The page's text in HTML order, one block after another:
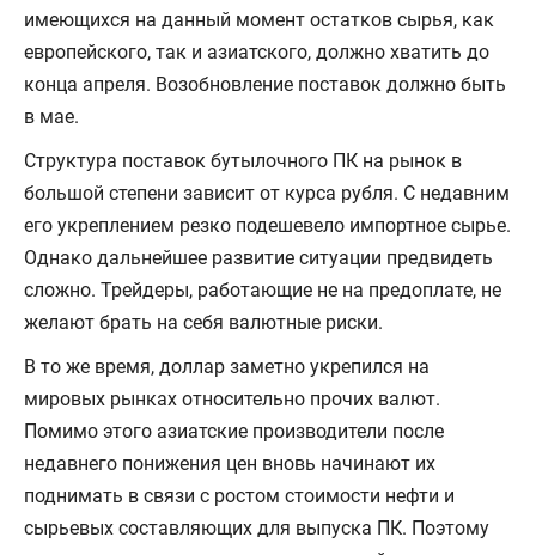
имеющихся на данный момент остатков сырья, как
европейского, так и азиатского, должно хватить до
конца апреля. Возобновление поставок должно быть
в мае.
Структура поставок бутылочного ПК на рынок в
большой степени зависит от курса рубля. С недавним
его укреплением резко подешевело импортное сырье.
Однако дальнейшее развитие ситуации предвидеть
сложно. Трейдеры, работающие не на предоплате, не
желают брать на себя валютные риски.
В то же время, доллар заметно укрепился на
мировых рынках относительно прочих валют.
Помимо этого азиатские производители после
недавнего понижения цен вновь начинают их
поднимать в связи с ростом стоимости нефти и
сырьевых составляющих для выпуска ПК. Поэтому